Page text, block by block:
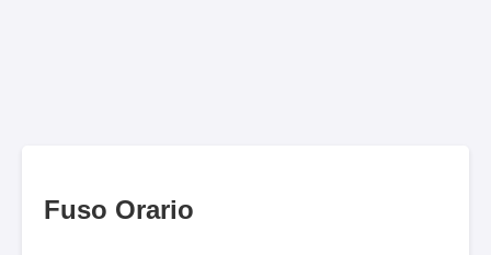
Fuso Orario